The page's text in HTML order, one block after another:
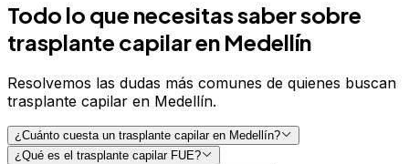
Todo lo que necesitas saber sobre
trasplante capilaren Medellín
Resolvemos las dudas más comunes de quienes buscan
trasplante capilar en Medellín.
¿Cuánto cuesta un trasplante capilar en Medellín?
¿Qué es el trasplante capilar FUE?